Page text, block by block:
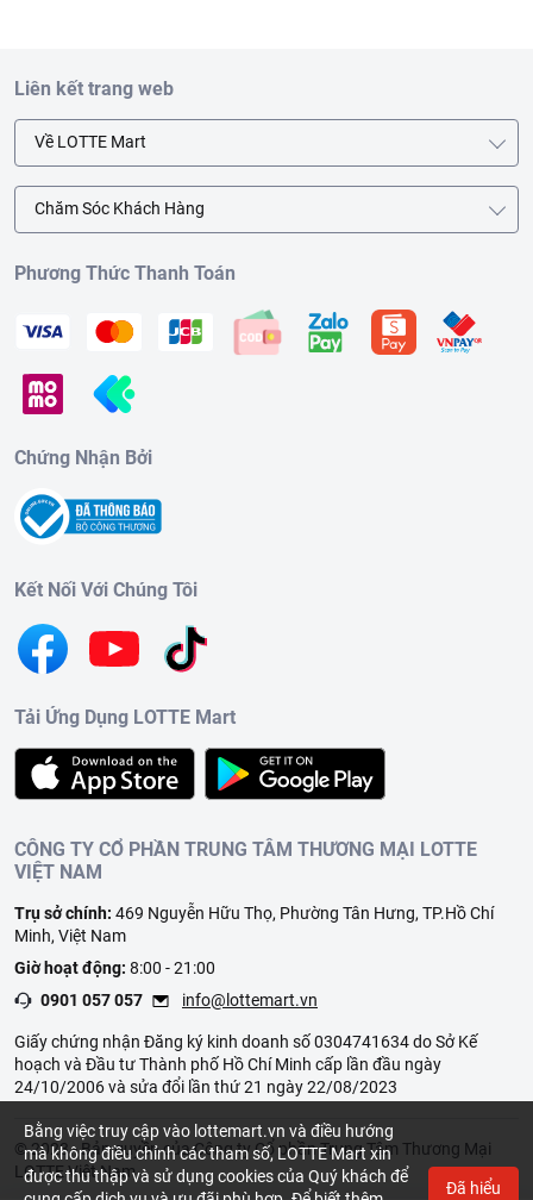
Liên kết trang web
Về LOTTE Mart
Chăm Sóc Khách Hàng
Phương Thức Thanh Toán
Chứng Nhận Bởi
Kết Nối Với Chúng Tôi
Tải Ứng Dụng LOTTE Mart
CÔNG TY CỔ PHẦN TRUNG TÂM THƯƠNG MẠI LOTTE
VIỆT NAM
Trụ sở chính: 469 Nguyễn Hữu Thọ, Phường Tân Hưng, TP.Hồ Chí
Minh, Việt Nam
Giờ hoạt động: 8:00 - 21:00
0901 057 057
info@lottemart.vn
Giấy chứng nhận Đăng ký kinh doanh số 0304741634 do Sở Kế
hoạch và Đầu tư Thành phố Hồ Chí Minh cấp lần đầu ngày
24/10/2006 và sửa đổi lần thứ 21 ngày 22/08/2023
© 2023 - Bản quyền của Công ty Cổ phần Trung Tâm Thương Mại
LOTTE Việt Nam
Bằng việc truy cập vào lottemart.vn và điều hướng
mà không điều chỉnh các tham số, LOTTE Mart xin
được thu thập và sử dụng cookies của Quý khách để
Đã hiểu